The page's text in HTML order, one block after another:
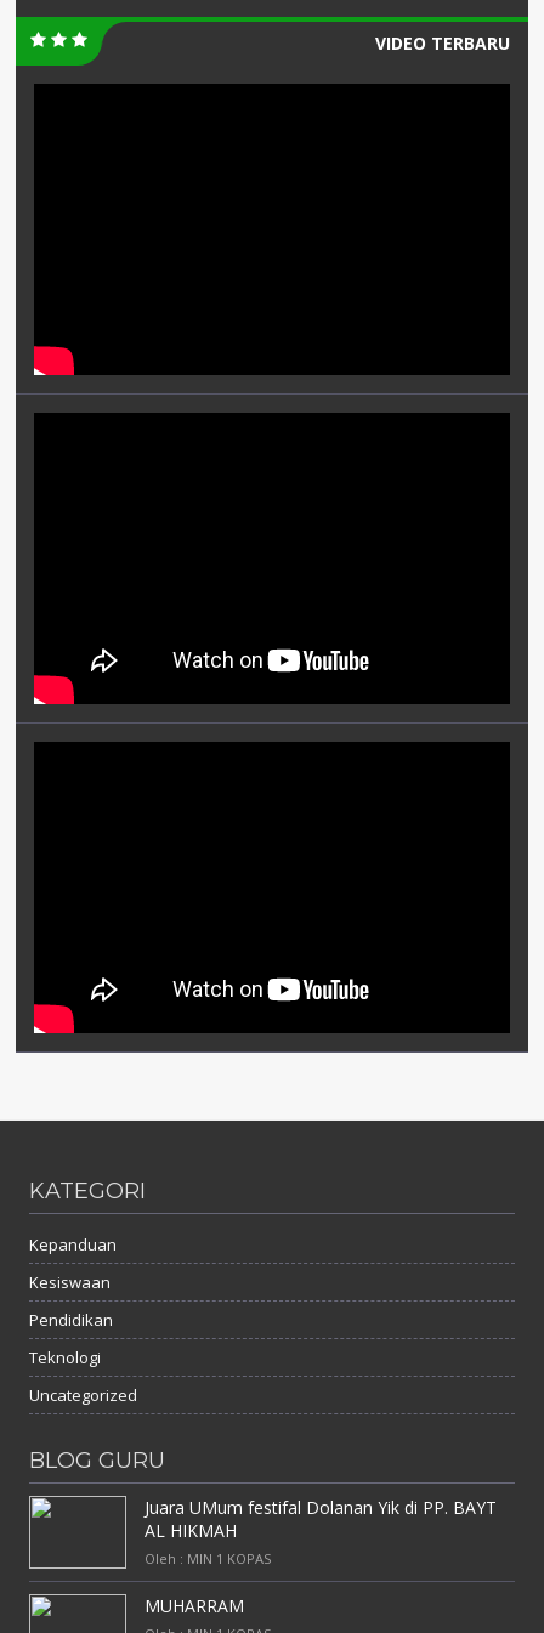
VIDEO TERBARU
KATEGORI
Kepanduan
Kesiswaan
Pendidikan
Teknologi
Uncategorized
BLOG GURU
Juara UMum festifal Dolanan Yik di PP. BAYT
AL HIKMAH
Oleh : MIN 1 KOPAS
MUHARRAM